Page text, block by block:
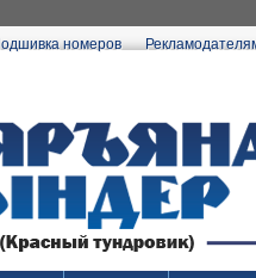
номеров